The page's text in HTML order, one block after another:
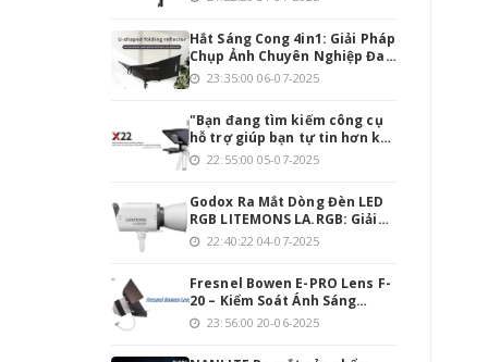
Hắt Sáng Cong 4in1: Giải Pháp
Chụp Ảnh Chuyên Nghiệp Đa
Năng23:35:00 06-07-2025
"Bạn đang tìm kiếm công cụ
hỗ trợ giúp bạn tự tin hơn khi
thuyết trình hoặc quay
Professionnel 22 Inch chính
là giải pháp hoàn hảo cho
bạn!
22:55:00 05-07-2025
Godox Ra Mắt Dòng Đèn LED
RGB LITEMONS LA.RGB: Giải
Pháp Chiếu Sáng Toàn Diện
22:40:22 04-07-2025
Fresnel Bowen E-PRO Lens F-
20 – Kiểm Soát Ánh Sáng
Chính Xác, Tối Ưu Hóa Quay
23:56:00 20-06-2025